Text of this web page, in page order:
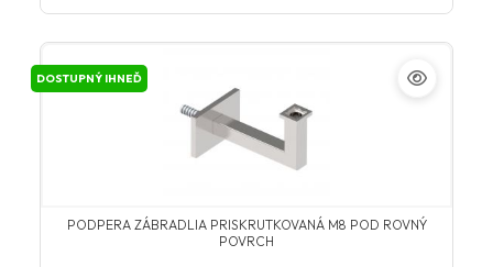
DOSTUPNÝ IHNEĎ
PODPERA ZÁBRADLIA PRISKRUTKOVANÁ M8 POD ROVNÝ
POVRCH